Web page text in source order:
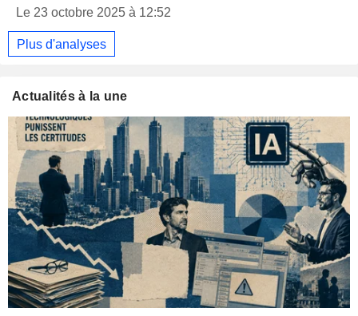
Le 23 octobre 2025 à 12:52
Plus d'analyses
Actualités à la une